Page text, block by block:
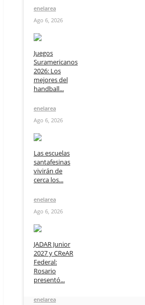
enelarea
Ago 6, 2026
Juegos
Suramericanos
2026: Los
mejores del
handball...
enelarea
Ago 6, 2026
Las escuelas
santafesinas
vivirán de
cerca los...
enelarea
Ago 6, 2026
JADAR Junior
2027 y CReAR
Federal:
Rosario
presentó...
enelarea